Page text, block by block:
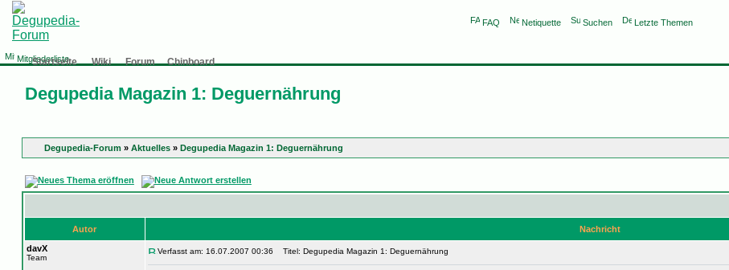
FAQ Netiquette Suchen Letzte Themen
Mitgliederliste
Startseite Wiki Forum Chinboard
Degupedia Magazin 1: Deguernährung
Degupedia-Forum » Aktuelles » Degupedia Magazin 1: Deguernährung
Autor
Nachricht
davX
Team
Verfasst am: 16.07.2007 00:36 Titel: Degupedia Magazin 1: Deguernährung